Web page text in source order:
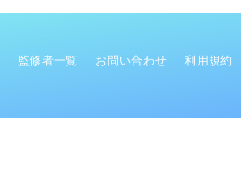
監修者一覧 お問い合わせ 利用規約